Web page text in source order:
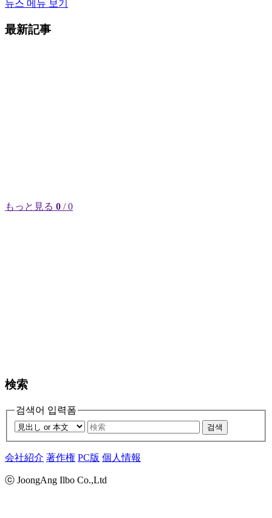
뉴스 메뉴 보기
最新記事
もっと見る 0 / 0
検索
검색어 입력폼
검색
会社紹介 著作権 PC版 個人情報
ⓒ JoongAng Ilbo Co.,Ltd